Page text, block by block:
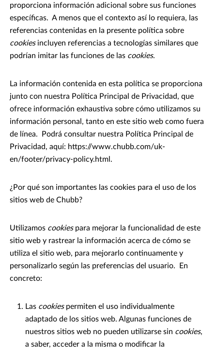
proporciona información adicional sobre sus funciones
específicas. A menos que el contexto así lo requiera, las
referencias contenidas en la presente política sobre
cookiesincluyen referencias a tecnologías similares que
podrían imitar las funciones de las cookies.
La información contenida en esta política se proporciona
junto con nuestra Política Principal de Privacidad, que
ofrece información exhaustiva sobre cómo utilizamos su
información personal, tanto en este sitio web como fuera
de línea. Podrá consultar nuestra Política Principal de
Privacidad, aquí: https://www.chubb.com/uk-
en/footer/privacy-policy.html.
¿Por qué son importantes las cookies para el uso de los
sitios web de Chubb?
Utilizamos cookiespara mejorar la funcionalidad de este
sitio web y rastrear la información acerca de cómo se
utiliza el sitio web, para mejorarlo continuamente y
personalizarlo según las preferencias del usuario. En
concreto:
Las cookiespermiten el uso individualmente
adaptado de los sitios web. Algunas funciones de
nuestros sitios web no pueden utilizarse sin cookies,
a saber, acceder a la misma o modificar la